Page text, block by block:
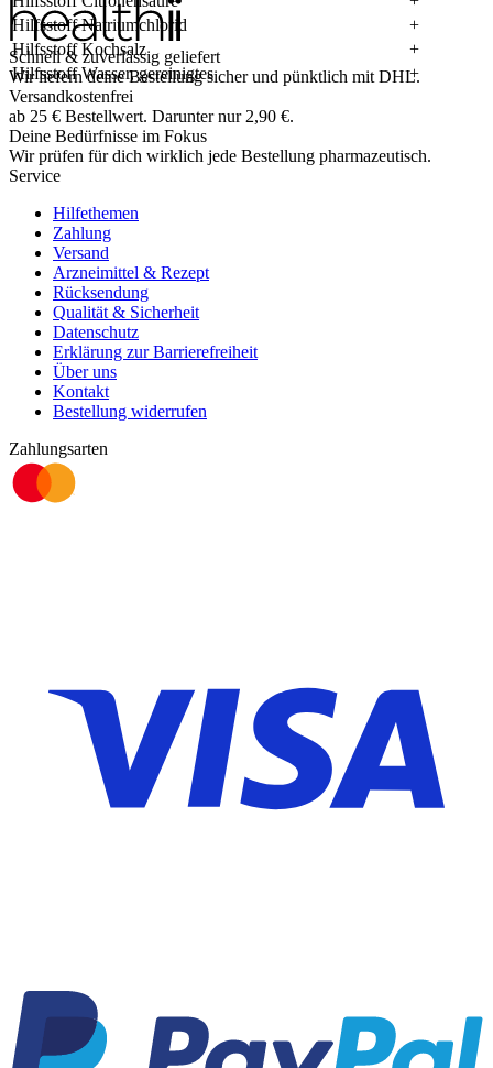
Hilfsstoff Natriumchlorid
+
Hilfsstoff Kochsalz
+
Hilfsstoff Wasser, gereinigtes
+
Schnell & zuverlässig geliefert
Wir liefern deine Bestellung sicher und pünktlich mitDHL.
Versandkostenfrei
ab 25 € Bestellwert. Darunter nur2,90 €.
Deine Bedürfnisse im Fokus
Wir prüfen für dich wirklich jede Bestellung pharmazeutisch.
Service
Hilfethemen
Zahlung
Versand
Arzneimittel & Rezept
Rücksendung
Qualität & Sicherheit
Datenschutz
Erklärung zur Barrierefreiheit
Über uns
Kontakt
Bestellung widerrufen
Zahlungsarten